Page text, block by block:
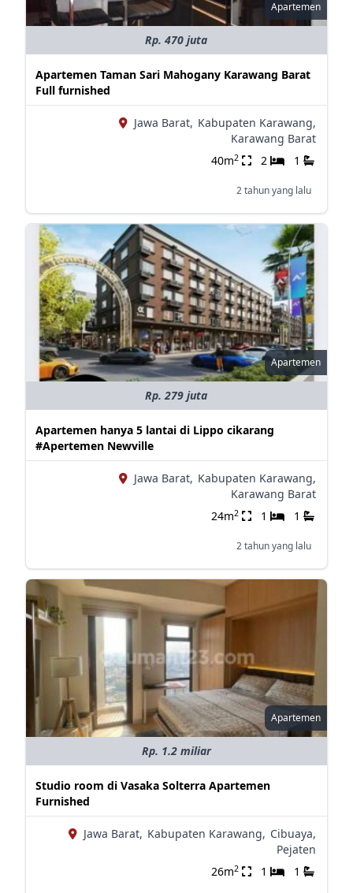
Apartemen
Rp. 470 juta
Apartemen Taman Sari Mahogany Karawang Barat
Full furnished
Jawa Barat, Kabupaten Karawang,
Karawang Barat
40m2 2 1
2 tahun yang lalu
Apartemen
Rp. 279 juta
Apartemen hanya 5 lantai di Lippo cikarang
#Apertemen Newville
Jawa Barat, Kabupaten Karawang,
Karawang Barat
24m2 1 1
2 tahun yang lalu
Apartemen
Rp. 1.2 miliar
Studio room di Vasaka Solterra Apartemen
Furnished
Jawa Barat, Kabupaten Karawang, Cibuaya,
Pejaten
26m2 1 1